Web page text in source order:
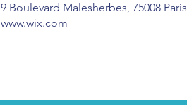
Boulevard Malesherbes, 75008 Paris